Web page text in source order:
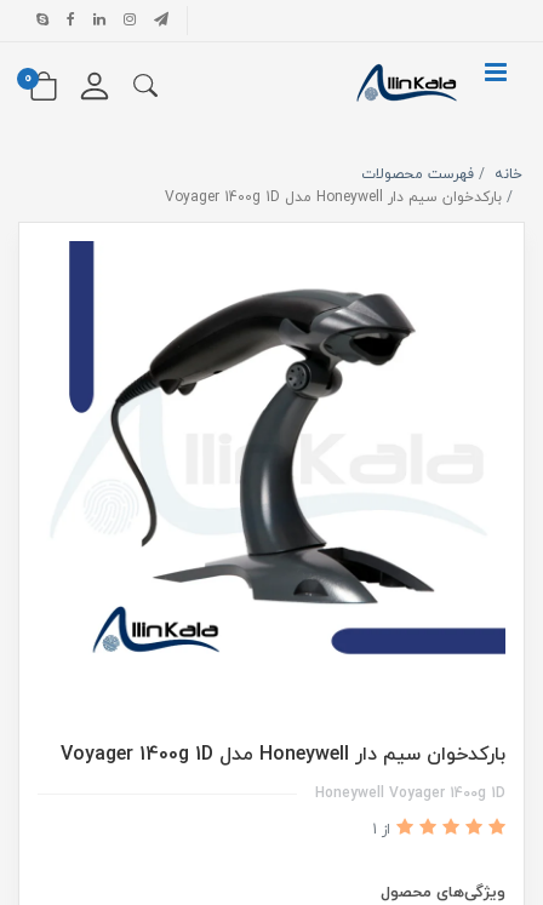
0
خانه
فهرست محصولات
بارکدخوان سیم دار Honeywell مدل Voyager 1400g 1D
بارکدخوان سیم دار Honeywell مدل Voyager 1400g 1D
Honeywell Voyager 1400g 1D
از 1
ویژگی‌های محصول